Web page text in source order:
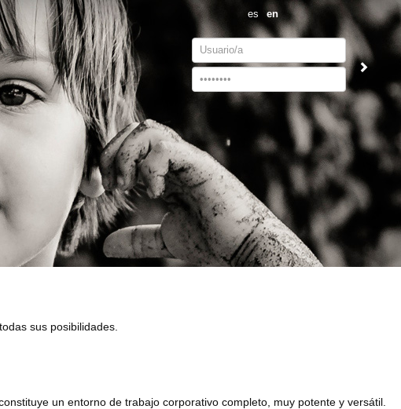
es en
Username
sus posibilidades.
un entorno de trabajo corporativo completo, muy potente y versátil.